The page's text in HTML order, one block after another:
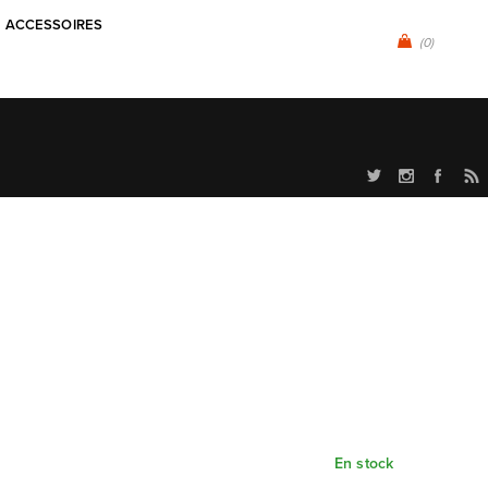
(0)
ACCESSOIRES
En stock